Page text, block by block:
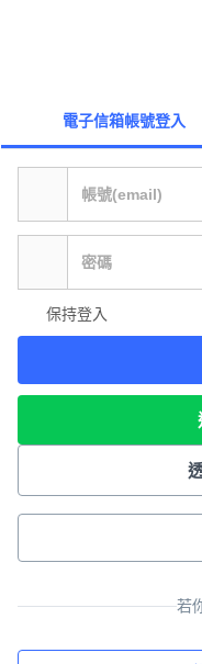
電子信箱帳號登入
保持登入
若